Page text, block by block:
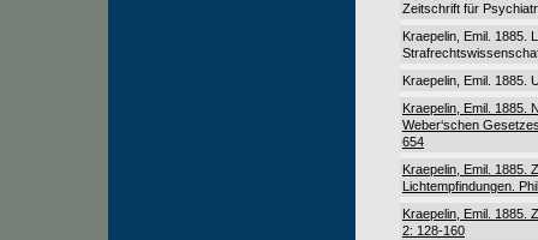
Zeitschrift für
Kraepelin, Emil. 1885.
Kraepelin, Emil. 1885.
Kraepelin, Emil. 1885.
Weber‘schen
654
Kraepelin, Emil. 1885.
Lichtempfindungen.
Kraepelin, Emil. 1885.
2: 128-160